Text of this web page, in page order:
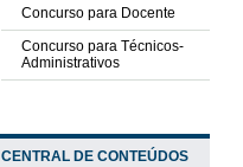
Concurso para Docente
Concurso para Técnicos-
Administrativos
CENTRAL DE CONTEÚDOS